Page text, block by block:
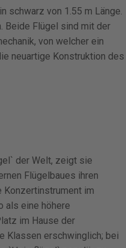
schwarz von 1.55 m Länge.
Beide Flügel sind mit der
von welcher ein
neuartige Konstruktion des
der Welt, zeigt sie
Flügelbaues ihren
im
als eine höhere
im Hause der
Klassen erschwinglich; bei